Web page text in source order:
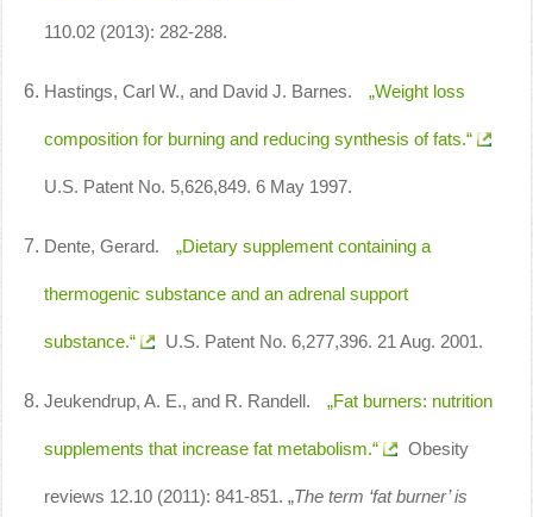
110.02 (2013): 282-288.
Hastings, Carl W., and David J. Barnes. „Weight loss
composition for burning and reducing synthesis of fats.“
U.S. Patent No. 5,626,849. 6 May 1997.
Dente, Gerard. „Dietary supplement containing a
thermogenic substance and an adrenal support
substance.“ U.S. Patent No. 6,277,396. 21 Aug. 2001.
Jeukendrup, A. E., and R. Randell. „Fat burners: nutrition
supplements that increase fat metabolism.“ Obesity
reviews 12.10 (2011): 841-851. „The term ‘fat burner’ is